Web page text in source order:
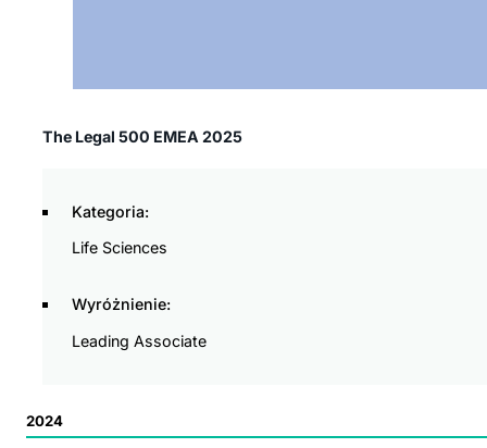
The Legal 500 EMEA 2025
Kategoria:
Life Sciences
Wyróżnienie:
Leading Associate
2024